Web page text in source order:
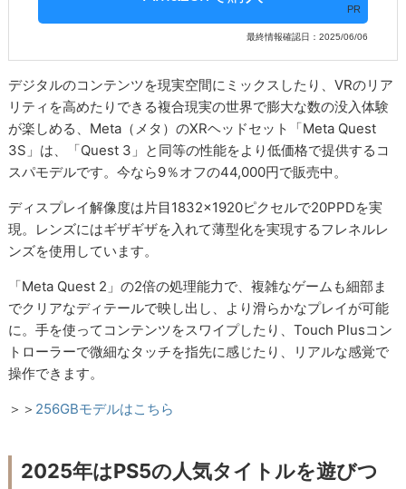
PR
最終情報確認日：2025/06/06
デジタルのコンテンツを現実空間にミックスしたり、VRのリア
リティを高めたりできる複合現実の世界で膨大な数の没入体験
が楽しめる、Meta（メタ）のXRヘッドセット「Meta Quest
3S」は、「Quest 3」と同等の性能をより低価格で提供するコ
スパモデルです。今なら9％オフの44,000円で販売中。
ディスプレイ解像度は片目1832×1920ピクセルで20PPDを実
現。レンズにはギザギザを入れて薄型化を実現するフレネルレ
ンズを使用しています。
「Meta Quest 2」の2倍の処理能力で、複雑なゲームも細部ま
でクリアなディテールで映し出し、より滑らかなプレイが可能
に。手を使ってコンテンツをスワイプしたり、Touch Plusコン
トローラーで微細なタッチを指先に感じたり、リアルな感覚で
操作できます。
＞＞ 256GBモデルはこちら
2025年はPS5の人気タイトルを遊びつ